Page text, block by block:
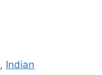
, Indian